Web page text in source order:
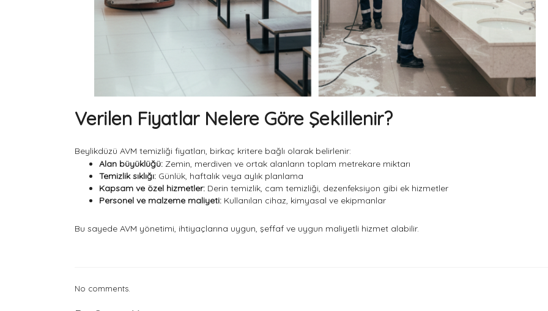
Verilen Fiyatlar Nelere Göre Şekillenir?
Beylikdüzü AVM temizliği fiyatları, birkaç kritere bağlı olarak belirlenir:
Alan büyüklüğü: Zemin, merdiven ve ortak alanların toplam metrekare miktarı
Temizlik sıklığı: Günlük, haftalık veya aylık planlama
Kapsam ve özel hizmetler: Derin temizlik, cam temizliği, dezenfeksiyon gibi ek hizmetler
Personel ve malzeme maliyeti: Kullanılan cihaz, kimyasal ve ekipmanlar
Bu sayede AVM yönetimi, ihtiyaçlarına uygun, şeffaf ve uygun maliyetli hizmet alabilir.
No comments.